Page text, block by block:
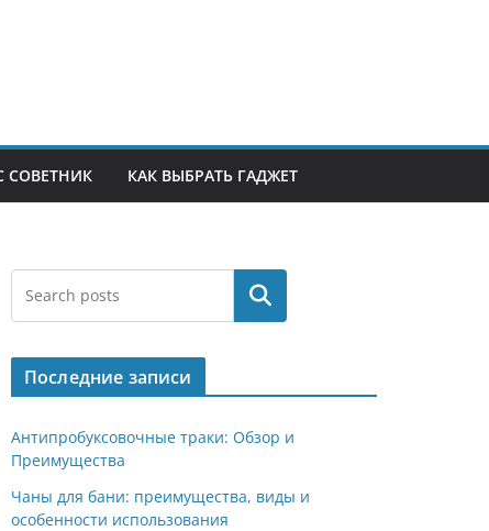
СОВЕТНИК КАК ВЫБРАТЬ ГАДЖЕТ
Поиск
Последние записи
Антипробуксовочные траки: Обзор и
Преимущества
Чаны для бани: преимущества, виды и
особенности использования